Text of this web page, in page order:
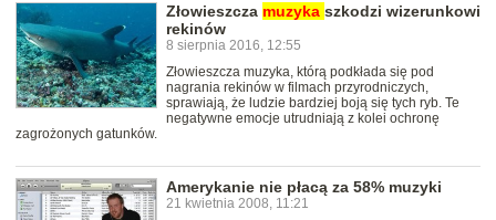
Złowieszcza muzyka szkodzi wizerunkowi
rekinów
8 sierpnia 2016, 12:55
Złowieszcza muzyka, którą podkłada się pod
nagrania rekinów w filmach przyrodniczych,
sprawiają, że ludzie bardziej boją się tych ryb. Te
negatywne emocje utrudniają z kolei ochronę
zagrożonych gatunków.
Amerykanie nie płacą za 58% muzyki
21 kwietnia 2008, 11:21